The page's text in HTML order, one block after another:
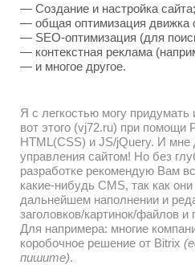
— Создание и настройка сайта;
— общая оптимизация движка
— SEO-оптимизация (для
— контекстная реклама
— и многое другое.
Я с легкостью могу придумать
вот этого (vj72.ru) при помощи
HTML(CSS) и JS/jQuery. И
управления сайтом! Но без
разработке рекомендую Вам
какие-нибудь CMS, так как
дальнейшем наполнении и
заголовков/картинок/файлов и
Для напримера: многие
коробочное решение от Bitrix
пишите).